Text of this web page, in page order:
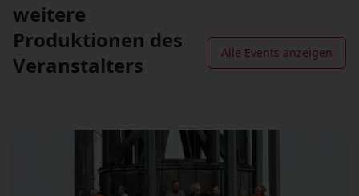
weitere
Produktionen des
Veranstalters
Alle Events anzeigen